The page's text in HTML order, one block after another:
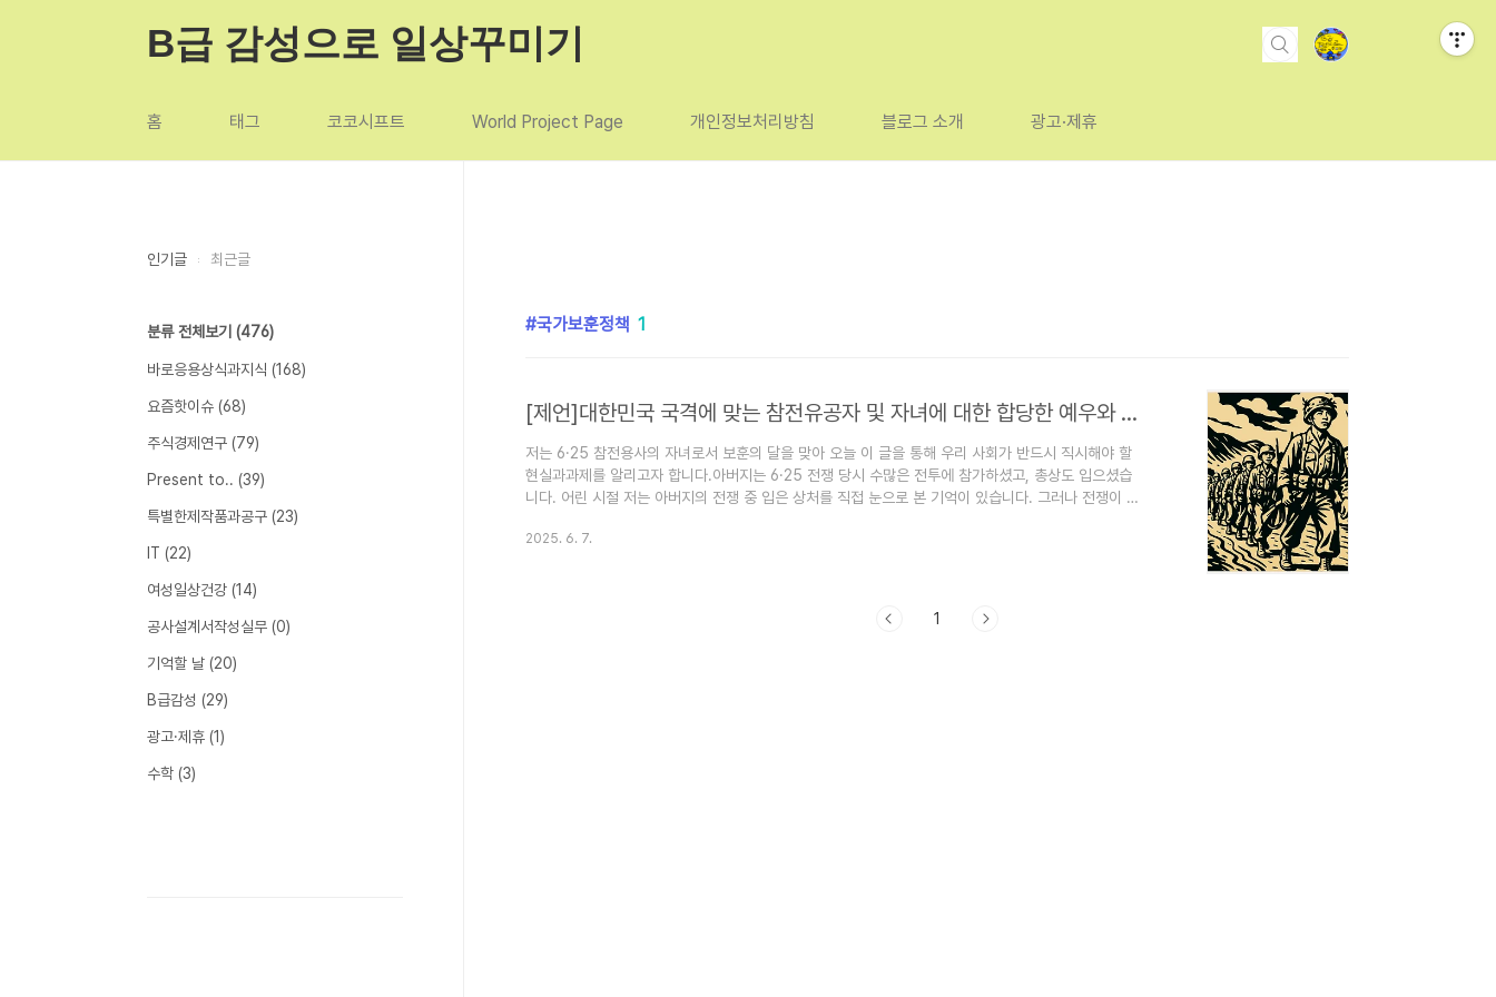
B급 감성으로 일상꾸미기
홈 태그 코코시프트 World Project Page 개인정보처리방침 블로그 소개 광고·제휴
국가보훈정책 1
[제언]대한민국 국격에 맞는 참전유공자 및 자녀에 대한 합당한 예우와 지원이 필요합니다.
저는 6·25 참전용사의 자녀로서 보훈의 달을 맞아 오늘 이 글을 통해 우리 사회가 반드시 직시해야 할
현실과과제를 알리고자 합니다.아버지는 6·25 전쟁 당시 수많은 전투에 참가하셨고, 총상도 입으셨습
니다. 어린 시절 저는 아버지의 전쟁 중 입은 상처를 직접 눈으로 본 기억이 있습니다. 그러나 전쟁이 끝
힘든 삶을 보내셨습니다. 가족은 가난과 어려움 속에서 단 한 번도 국가로부터 제대로 된 보상을 받지
2025. 6. 7.
1
인기글 최근글
분류 전체보기 (476)
바로응용상식과지식 (168)
요즘핫이슈 (68)
주식경제연구 (79)
Present to.. (39)
특별한제작품과공구 (23)
IT (22)
여성일상건강 (14)
공사설계서작성실무 (0)
기억할 날 (20)
B급감성 (29)
광고·제휴 (1)
수학 (3)